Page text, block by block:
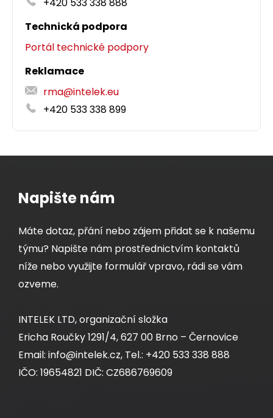
+420 533 338 888
Technická podpora
Portál technické podpory
Reklamace
rma@intelek.eu
+420 533 338 899
Napište nám
Máte dotaz, přání nebo zájem přidat se k našemu
týmu? Napište nám prostřednictvím kontaktů
níže nebo využijte formulář vpravo, rádi se vám
ozveme.
INTELEK LTD, organizační složka
Ericha Roučky 1291/4, 627 00 Brno – Černovice
Email: info@intelek.cz, Tel.: +420 533 338 888
IČO: 19654821 DIČ: CZ686769609